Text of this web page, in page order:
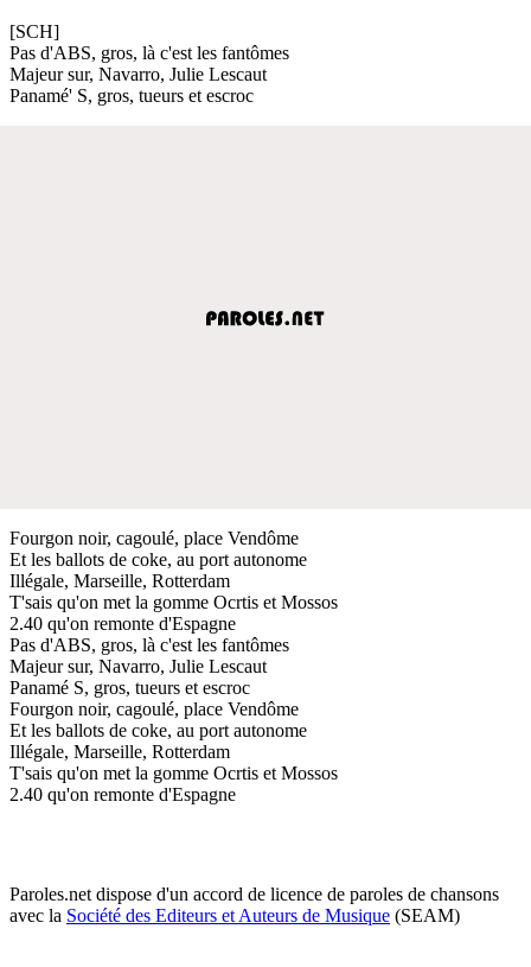
[SCH]
Pas d'ABS, gros, là c'est les fantômes
Majeur sur, Navarro, Julie Lescaut
Panamé' S, gros, tueurs et escroc
Fourgon noir, cagoulé, place Vendôme
Et les ballots de coke, au port autonome
Illégale, Marseille, Rotterdam
T'sais qu'on met la gomme Ocrtis et Mossos
2.40 qu'on remonte d'Espagne
Pas d'ABS, gros, là c'est les fantômes
Majeur sur, Navarro, Julie Lescaut
Panamé S, gros, tueurs et escroc
Fourgon noir, cagoulé, place Vendôme
Et les ballots de coke, au port autonome
Illégale, Marseille, Rotterdam
T'sais qu'on met la gomme Ocrtis et Mossos
2.40 qu'on remonte d'Espagne
Paroles.net dispose d'un accord de licence de paroles de chansons
avec la Société des Editeurs et Auteurs de Musique (SEAM)